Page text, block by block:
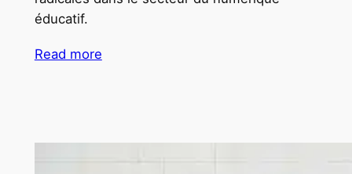
éducatif.
Read more